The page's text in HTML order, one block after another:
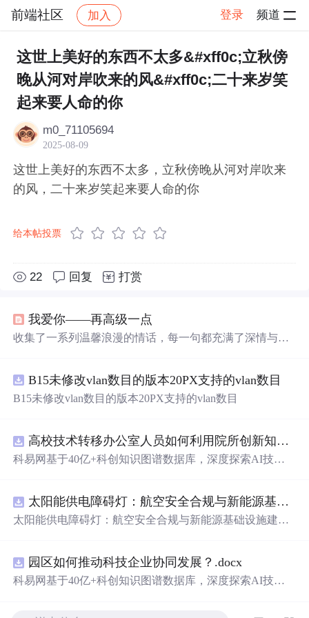
前端社区 加入 登录 频道
社区 前端社区 感慨 帖子详情
这世上美好的东西不太多&#xff0c;立秋傍
晚从河对岸吹来的风&#xff0c;二十来岁笑
起来要人命的你
m0_71105694
2025-08-09
这世上美好的东西不太多，立秋傍晚从河对岸吹来
的风，二十来岁笑起来要人命的你
给本帖投票
22 回复 打赏
我爱你——再高级一点
收集了一系列温馨浪漫的情话，每一句都充满了深情与爱
B15未修改vlan数目的版本20PX支持的vlan数目
B15未修改vlan数目的版本20PX支持的vlan数目
高校技术转移办公室人员如何利用院所创新知识图谱发现技术转化瓶颈？.docx
科易网基于40亿+科创知识图谱数据库，深度探索AI技术
新领域的AI+数智化解决方案，推动科技创新与产业创新
智能化发展。
太阳能供电障碍灯：航空安全合规与新能源基础设施建设驱动的离网照明市场.docx
太阳能供电障碍灯：航空安全合规与新能源基础设施建设
园区如何推动科技企业协同发展？.docx
科易网基于40亿+科创知识图谱数据库，深度探索AI技术